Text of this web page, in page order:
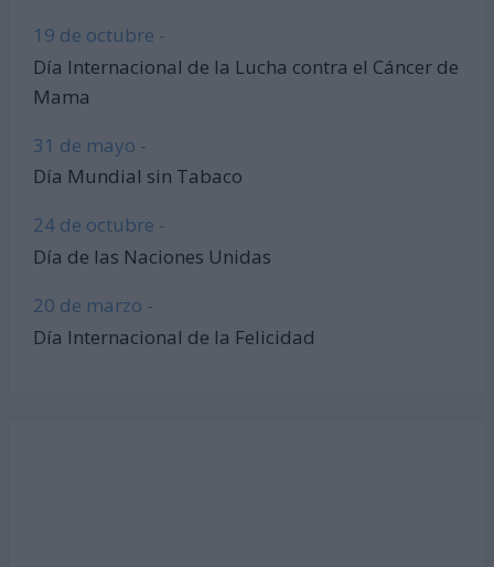
19 de octubre -
Día Internacional de la Lucha contra el Cáncer de
Mama
31 de mayo -
Día Mundial sin Tabaco
24 de octubre -
Día de las Naciones Unidas
20 de marzo -
Día Internacional de la Felicidad